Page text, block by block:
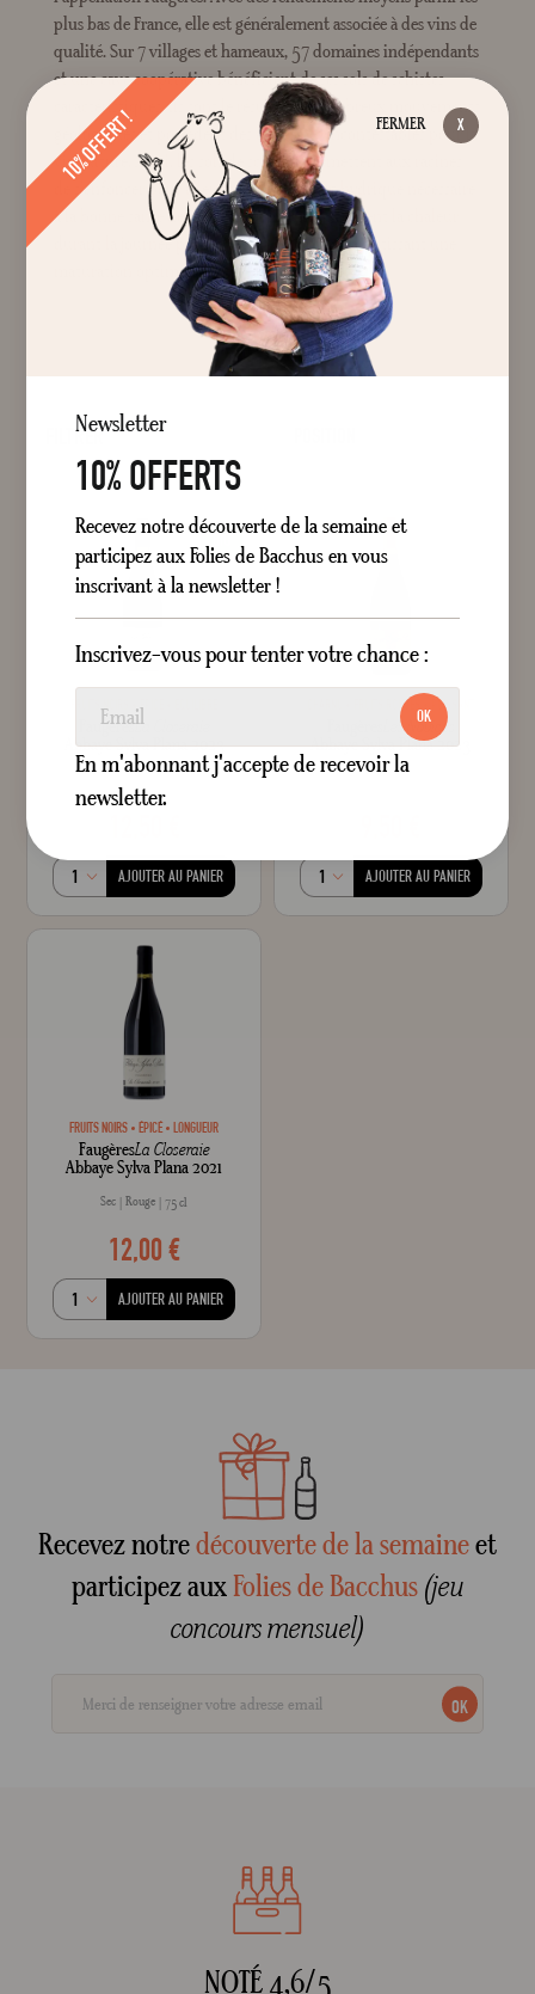
plus bas de France, elle est généralement associée à des vins de
qualité. Sur 7 villages et hameaux, 57 domaines indépendants
et une cave coopérative bénéficient de ses sols de schistes
caractéristiques. Ils sont le résultat de nombreux mouvements
géologiques et possèdent des avantages incontestables pour la
viticulture. Ainsi, les sols de schistes permettent aux racines
de s’enfoncer pour aller chercher l’apport hydrique nécessaire
à la bonne santé de la plante et ils emmagasinent la chaleur
durant la journée pour la restituer la nuit, garantissant une
maturation optimale.
FILTRER
BIO
FRUITS NOIRS ÉPICÉ
FaugèresLa Closeraie
Abbaye Sylva Plana 2023
AJOUTER AU PANIER
FRUITS ROUGES PUISSANT
Les Novices
Abbaye Sylva Plana 2023
AJOUTER AU PANIER
FRUITS NOIRS ÉPICÉ LONGUEUR
FaugèresLa Closeraie
Abbaye Sylva Plana 2021
Sec Rouge 75 cl
12,00 €
AJOUTER AU PANIER
Recevez notredécouverte de la semaineet
participez auxFolies de Bacchus (jeu
concours mensuel)
OK
NOTÉ 4,6/5
FERMER
10% OFFERT !
Newsletter
10% OFFERTS
Recevez notre découverte de la semaine et
participez aux Folies de Bacchus en vous
inscrivant à la newsletter !
Inscrivez-vous pour tenter votre chance :
OK
En m'abonnant j'accepte de recevoir la
newsletter.